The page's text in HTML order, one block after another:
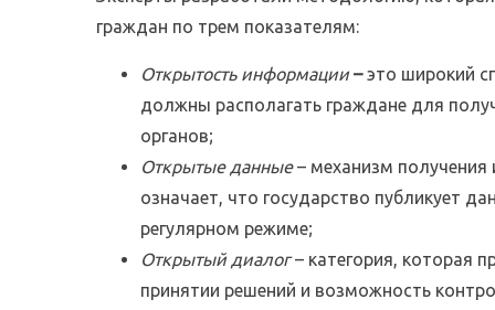
граждан по трем показателям:
Открытость информации–это широкий
должны располагать граждане для
органов;
Открытые данные– механизм получения
означает, что государство публикует
регулярном режиме;
Открытый диалог– категория, которая
принятии решений и возможность